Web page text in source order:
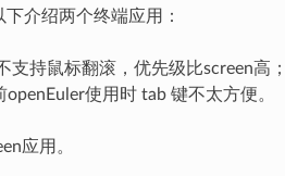
介绍两个终端应用：
支持鼠标翻滚，优先级比screen高；
使用时 tab 键不太方便。
应用。